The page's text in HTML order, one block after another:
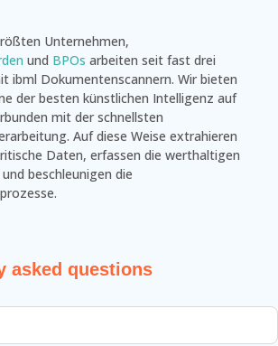
Unternehmen,
und BPOs arbeiten seit fast drei
ibml Dokumentenscannern. Wir bieten
der besten künstlichen Intelligenz auf
mit der schnellsten
Auf diese Weise extrahieren
Daten, erfassen die werthaltigen
beschleunigen die
asked questions